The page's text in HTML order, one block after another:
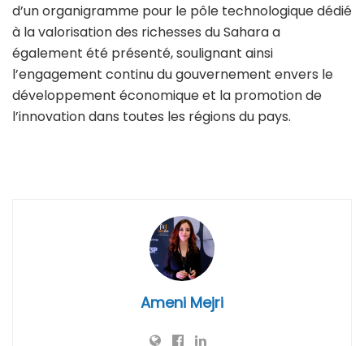
d’un organigramme pour le pôle technologique dédié
à la valorisation des richesses du Sahara a
également été présenté, soulignant ainsi
l’engagement continu du gouvernement envers le
développement économique et la promotion de
l’innovation dans toutes les régions du pays.
Ameni Mejri